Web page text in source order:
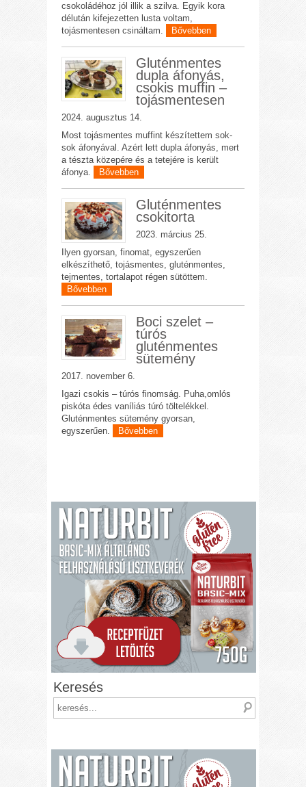
csokoládéhoz jól illik a szilva. Egyik kora
délután kifejezetten lusta voltam,
tojásmentesen csináltam.
Bővebben
Gluténmentes
dupla áfonyás,
csokis muffin –
tojásmentesen
2024. augusztus 14.
Most tojásmentes muffint készítettem sok-
sok áfonyával. Azért lett dupla áfonyás, mert
a tészta közepére és a tetejére is került
áfonya.
Bővebben
Gluténmentes
csokitorta
2023. március 25.
Ilyen gyorsan, finomat, egyszerűen
elkészíthető, tojásmentes, gluténmentes,
tejmentes, tortalapot régen sütöttem.
Bővebben
Boci szelet –
túrós
gluténmentes
sütemény
2017. november 6.
Igazi csokis – túrós finomság. Puha,omlós
piskóta édes vaníliás túró töltelékkel.
Gluténmentes sütemény gyorsan,
egyszerűen.
Bővebben
Keresés